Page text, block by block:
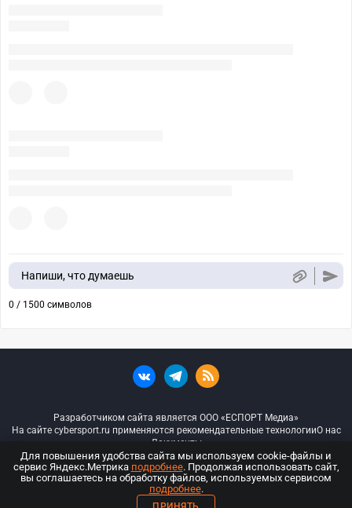
Напиши, что думаешь
0 / 1500 символов
Разработчиком сайта является ООО «ЕСПОРТ Медиа»
На сайте cybersport.ru применяются рекомендательные технологииО нас
Документы
© ООО «Киберспорт.ру» — Все права защищены
18+
Для повышения удобства сайта мы используем cookie-файлы и
сервис Яндекс.Метрика подробнее. Продолжая использовать сайт,
вы соглашаетесь на обработку файлов, используемых сервисом
подробнее.